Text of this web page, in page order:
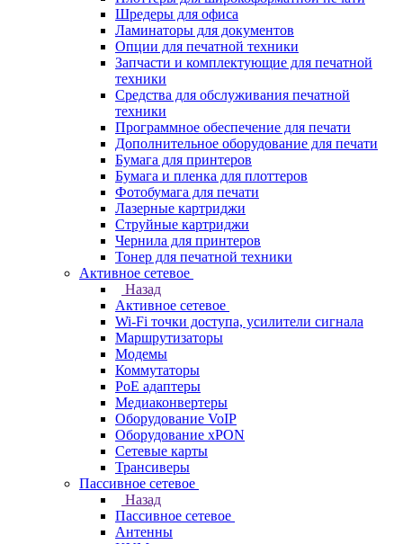
Шредеры для офиса
Ламинаторы для документов
Опции для печатной техники
Запчасти и комплектующие для печатной
техники
Средства для обслуживания печатной
техники
Программное обеспечение для печати
Дополнительное оборудование для печати
Бумага для принтеров
Бумага и пленка для плоттеров
Фотобумага для печати
Лазерные картриджи
Струйные картриджи
Чернила для принтеров
Тонер для печатной техники
Активное сетевое
Назад
Активное сетевое
Wi-Fi точки доступа, усилители сигнала
Маршрутизаторы
Модемы
Коммутаторы
PoE адаптеры
Медиаконвертеры
Оборудование VoIP
Оборудование xPON
Сетевые карты
Трансиверы
Пассивное сетевое
Назад
Пассивное сетевое
Антенны